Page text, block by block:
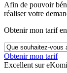
Afin de pouvoir
réaliser votre
Obtenir mon tarif
Obtenir mon tarif
Excellent sur eKomi